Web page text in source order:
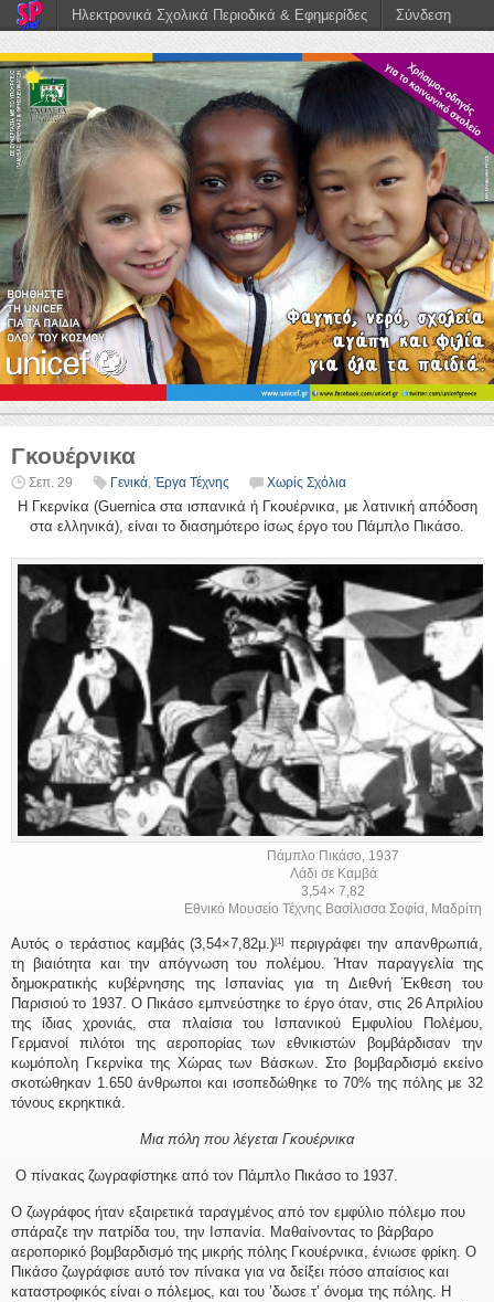
Γκουέρνικα
Σεπ. 29 Γενικά, Έργα Τέχνης Χωρίς Σχόλια
Η Γκερνίκα (Guernica στα ισπανικά ή Γκουέρνικα, με λατινική απόδοση
στα ελληνικά), είναι το διασημότερο ίσως έργο του Πάμπλο Πικάσο.
Πάμπλο Πικάσο, 1937
Λάδι σε Καμβά
3,54× 7,82
Εθνικό Μουσείο Τέχνης Βασίλισσα Σοφία, Μαδρίτη
Αυτός ο τεράστιος καμβάς (3,54×7,82μ.)[1]
περιγράφει την απανθρωπιά,
τη βιαιότητα και την απόγνωση του πολέμου. Ήταν παραγγελία της
δημοκρατικής κυβέρνησης της Ισπανίας για τη Διεθνή Έκθεση του
Παρισιού το 1937. Ο Πικάσο εμπνεύστηκε το έργο όταν, στις 26 Απριλίου
της ίδιας χρονιάς, στα πλαίσια του Ισπανικού Εμφυλίου Πολέμου,
Γερμανοί πιλότοι της αεροπορίας των εθνικιστών βομβάρδισαν την
κωμόπολη Γκερνίκα της Χώρας των Βάσκων. Στο βομβαρδισμό εκείνο
σκοτώθηκαν 1.650 άνθρωποι και ισοπεδώθηκε το 70% της πόλης με 32
τόνους εκρηκτικά.
Μια πόλη που λέγεται Γκουέρνικα
Ο πίνακας ζωγραφίστηκε από τον Πάμπλο Πικάσο το 1937.
Ο ζωγράφος ήταν εξαιρετικά ταραγμένος από τον εμφύλιο πόλεμο που
σπάραζε την πατρίδα του, την Ισπανία. Μαθαίνοντας το βάρβαρο
αεροπορικό βομβαρδισμό της μικρής πόλης Γκουέρνικα, ένιωσε φρίκη. Ο
Πικάσο ζωγράφισε αυτό τον πίνακα για να δείξει πόσο απαίσιος και
καταστροφικός είναι ο πόλεμος, και του ’δωσε τ’ όνομα της πόλης. Η
Ηλεκτρονικά Σχολικά Περιοδικά & Εφημερίδες Σύνδεση